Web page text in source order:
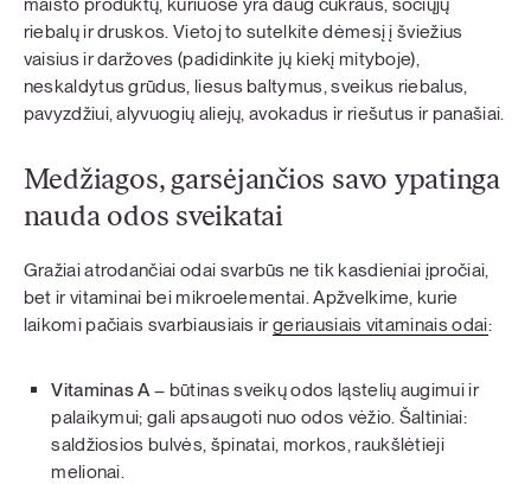
riebalų ir druskos. Vietoj to sutelkite dėmesį į šviežius
vaisius ir daržoves (padidinkite jų kiekį mityboje),
neskaldytus grūdus, liesus baltymus, sveikus riebalus,
pavyzdžiui, alyvuogių aliejų, avokadus ir riešutus ir panašiai.
Medžiagos, garsėjančios savo ypatinga
nauda odos sveikatai
Gražiai atrodančiai odai svarbūs ne tik kasdieniai įpročiai,
bet ir vitaminai bei mikroelementai. Apžvelkime, kurie
laikomi pačiais svarbiausiais irgeriausiais vitaminais odai:
Vitaminas A – būtinas sveikų odos ląstelių augimui ir
palaikymui; gali apsaugoti nuo odos vėžio. Šaltiniai:
saldžiosios bulvės, špinatai, morkos, raukšlėtieji
melionai.